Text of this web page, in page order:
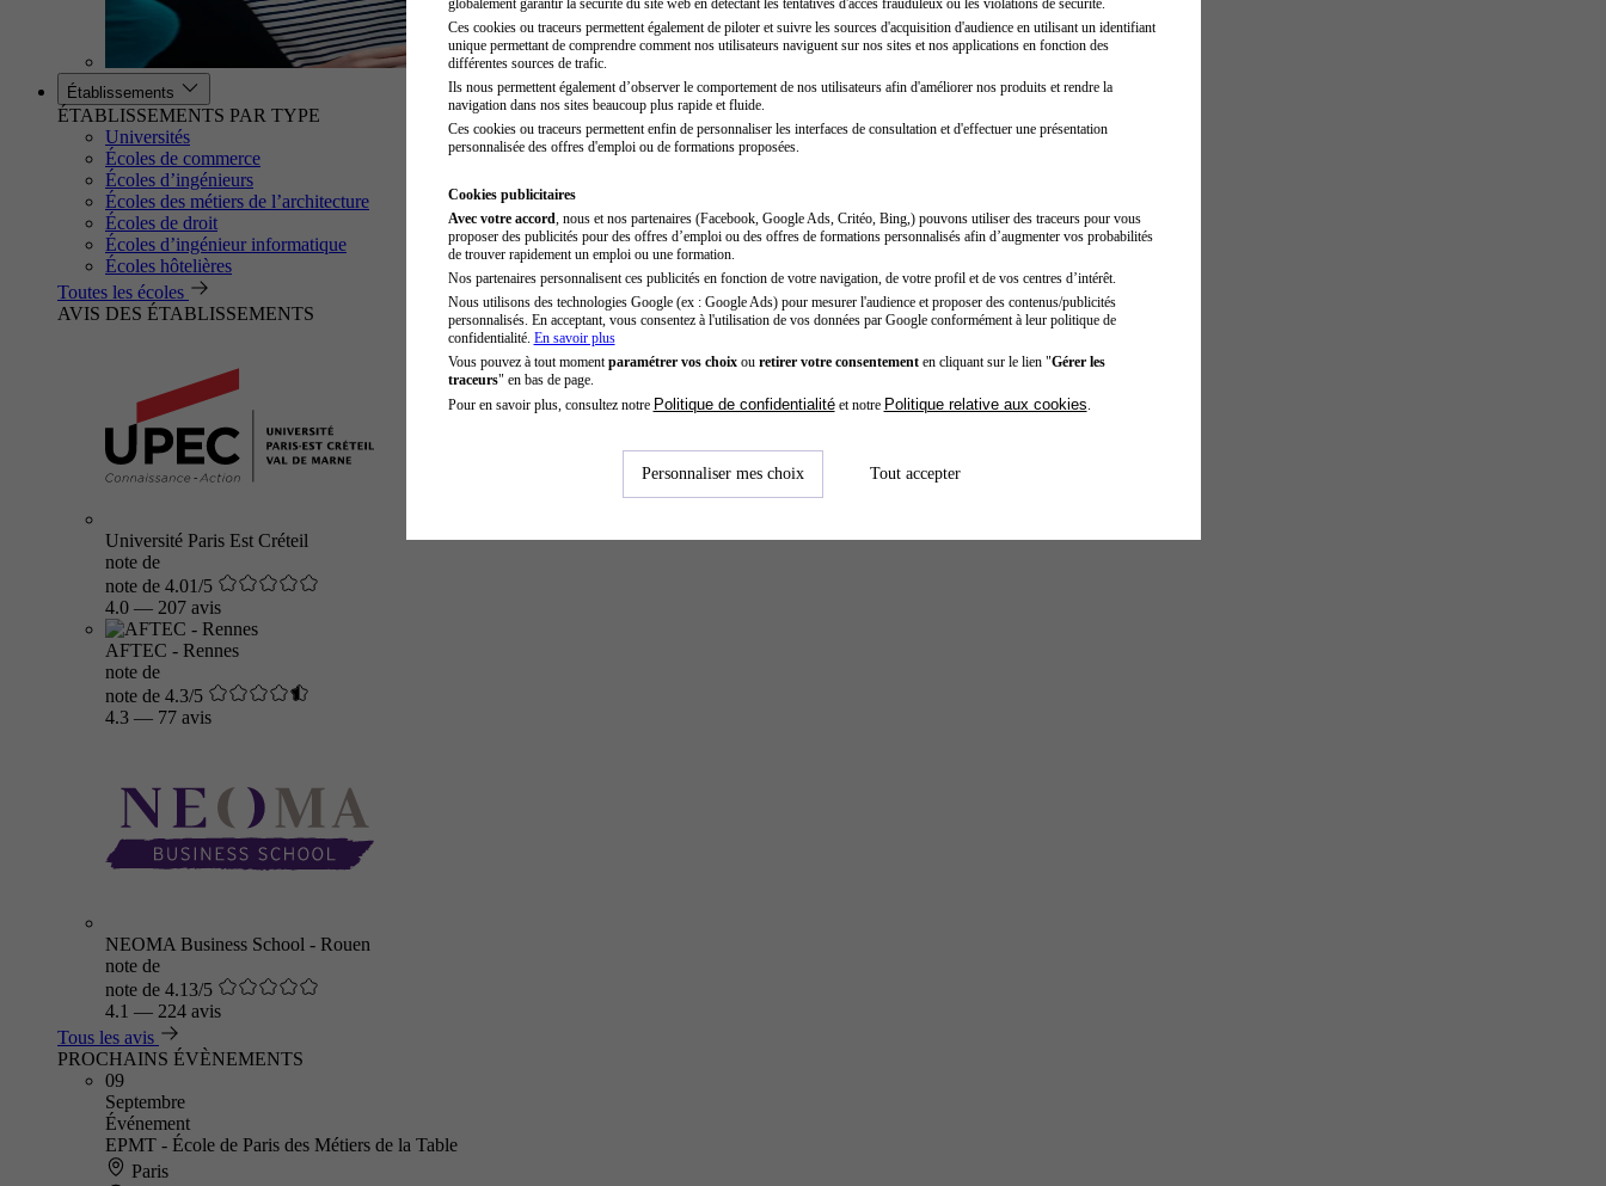
Établissements
ÉTABLISSEMENTS PAR TYPE
Universités
Écoles de commerce
Écoles d’ingénieurs
Écoles des métiers de l’architecture
Écoles de droit
Écoles d’ingénieur informatique
Écoles hôtelières
Toutes les écoles
AVIS DES ÉTABLISSEMENTS
Université Paris Est Créteil
note de
note de 4.01/5
4.0 — 207 avis
AFTEC - Rennes
note de
note de 4.3/5
4.3 — 77 avis
NEOMA Business School - Rouen
note de
note de 4.13/5
4.1 — 224 avis
Tous les avis
PROCHAINS ÉVÈNEMENTS
09
Septembre
Événement
EPMT - École de Paris des Métiers de la Table
Paris
Ces cookies ou traceurs permettent également de piloter et suivre les sources d'acquisition d'audience en utilisant un identifiant
unique permettant de comprendre comment nos utilisateurs naviguent sur nos sites et nos applications en fonction des
différentes sources de trafic.
Ils nous permettent également d’observer le comportement de nos utilisateurs afin d'améliorer nos produits et rendre la
navigation dans nos sites beaucoup plus rapide et fluide.
Ces cookies ou traceurs permettent enfin de personnaliser les interfaces de consultation et d'effectuer une présentation
personnalisée des offres d'emploi ou de formations proposées.
Cookies publicitaires
Avec votre accord , nous et nos partenaires (Facebook, Google Ads, Critéo, Bing,) pouvons utiliser des traceurs pour vous
proposer des publicités pour des offres d’emploi ou des offres de formations personnalisés afin d’augmenter vos probabilités
de trouver rapidement un emploi ou une formation.
Nos partenaires personnalisent ces publicités en fonction de votre navigation, de votre profil et de vos centres d’intérêt.
Nous utilisons des technologies Google (ex : Google Ads) pour mesurer l'audience et proposer des contenus/publicités
personnalisés. En acceptant, vous consentez à l'utilisation de vos données par Google conformément à leur politique de
confidentialité. En savoir plus
Vous pouvez à tout moment paramétrer vos choixou retirer votre consentementen cliquant sur le lien "Gérer les
traceurs" en bas de page.
Pour en savoir plus, consultez notre Politique de confidentialitéet notre Politique relative aux cookies
Personnaliser mes choix Tout accepter